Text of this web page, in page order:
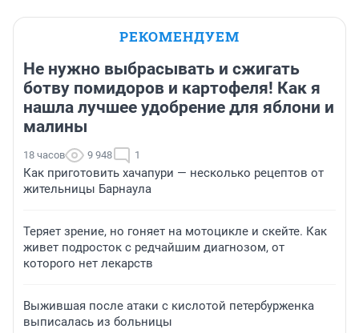
РЕКОМЕНДУЕМ
Не нужно выбрасывать и сжигать
ботву помидоров и картофеля! Как я
нашла лучшее удобрение для яблони и
малины
18 часов 9 948 1
Как приготовить хачапури — несколько рецептов от
жительницы Барнаула
Теряет зрение, но гоняет на мотоцикле и скейте. Как
живет подросток с редчайшим диагнозом, от
которого нет лекарств
Выжившая после атаки с кислотой петербурженка
выписалась из больницы